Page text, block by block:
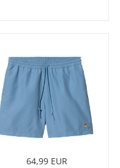
64,99 EUR